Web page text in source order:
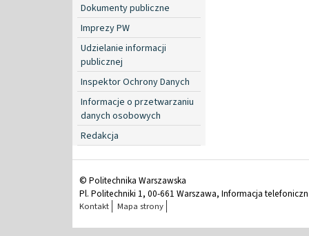
Dokumenty publiczne
Imprezy PW
Udzielanie informacji
publicznej
Inspektor Ochrony Danych
Informacje o przetwarzaniu
danych osobowych
Redakcja
© Politechnika Warszawska
Pl. Politechniki 1, 00-661 Warszawa, Informacja
Kontakt Mapa strony